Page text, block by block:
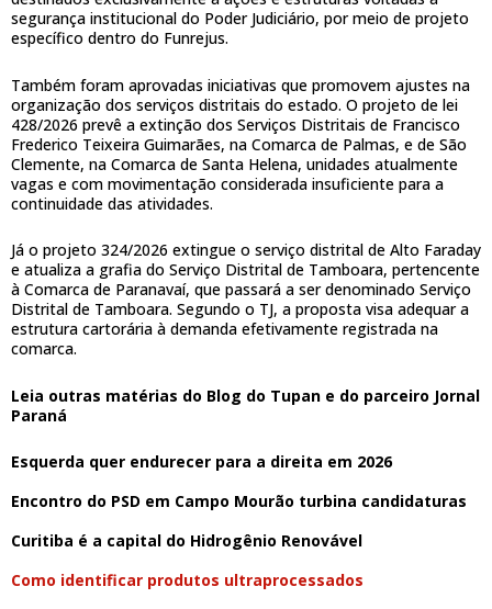
segurança institucional do Poder Judiciário, por meio de projeto
específico dentro do Funrejus.
Também foram aprovadas iniciativas que promovem ajustes na
organização dos serviços distritais do estado. O projeto de lei
428/2026 prevê a extinção dos Serviços Distritais de Francisco
Frederico Teixeira Guimarães, na Comarca de Palmas, e de São
Clemente, na Comarca de Santa Helena, unidades atualmente
vagas e com movimentação considerada insuficiente para a
continuidade das atividades.
Já o projeto 324/2026 extingue o serviço distrital de Alto Faraday
e atualiza a grafia do Serviço Distrital de Tamboara, pertencente
à Comarca de Paranavaí, que passará a ser denominado Serviço
Distrital de Tamboara. Segundo o TJ, a proposta visa adequar a
estrutura cartorária à demanda efetivamente registrada na
comarca.
Leia outras matérias do Blog do Tupan e do parceiro Jornal
Paraná
Esquerda quer endurecer para a direita em 2026
Encontro do PSD em Campo Mourão turbina candidaturas
Curitiba é a capital do Hidrogênio Renovável
Como identificar produtos ultraprocessados